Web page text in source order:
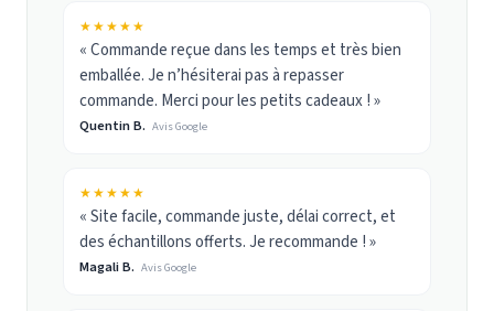
★★★★★
« Commande reçue dans les temps et très bien
emballée. Je n’hésiterai pas à repasser
commande. Merci pour les petits cadeaux ! »
Quentin B. Avis Google
★★★★★
« Site facile, commande juste, délai correct, et
des échantillons offerts. Je recommande ! »
Magali B. Avis Google